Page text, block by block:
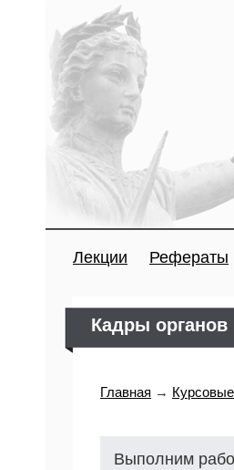
Лекции Рефераты
Кадры
Главная → Курсовые
Выполним